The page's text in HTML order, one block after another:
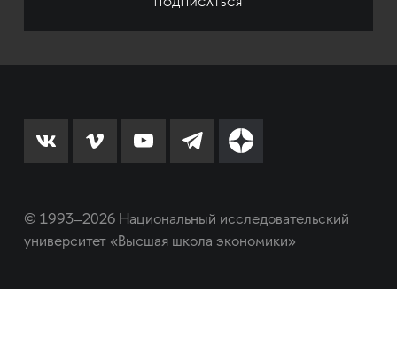
© 1993–2026 Национальный исследовательский
университет «Высшая школа экономики»